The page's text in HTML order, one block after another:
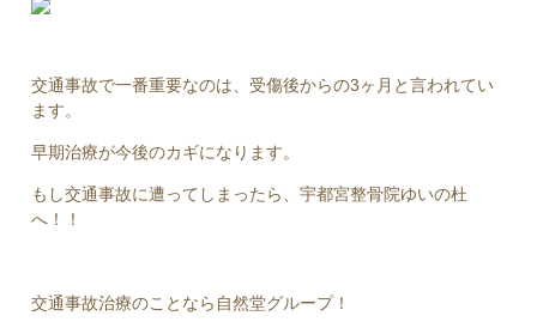
交通事故で一番重要なのは、受傷後からの3ヶ月と言われてい
ます。
早期治療が今後のカギになります。
もし交通事故に遭ってしまったら、宇都宮整骨院ゆいの杜
へ！！
交通事故治療のことなら自然堂グループ！